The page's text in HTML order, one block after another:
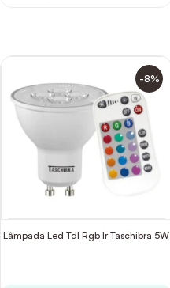
-8%
Lâmpada Led Tdl Rgb Ir Taschibra 5W